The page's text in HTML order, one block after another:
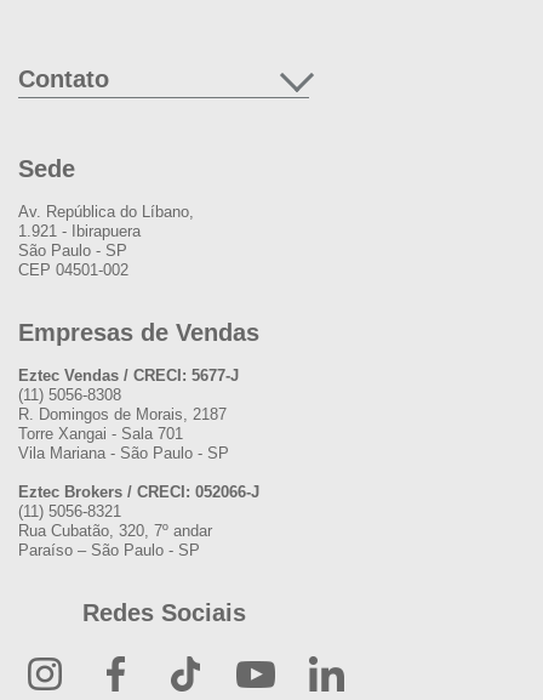
Contato
Sede
Av. República do Líbano,
1.921 - Ibirapuera
São Paulo - SP
CEP 04501-002
Empresas de Vendas
Eztec Vendas / CRECI: 5677-J
(11) 5056-8308
R. Domingos de Morais, 2187
Torre Xangai - Sala 701
Vila Mariana - São Paulo - SP
Eztec Brokers / CRECI: 052066-J
(11) 5056-8321
Rua Cubatão, 320, 7º andar
Paraíso – São Paulo - SP
Redes Sociais